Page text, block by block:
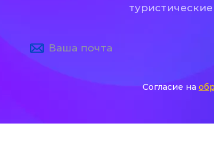
Согласие на